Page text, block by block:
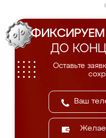
ФИКСИРУЕМ
ДО
Оставьте